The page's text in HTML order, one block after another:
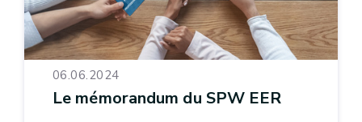
06.06.2024
Le mémorandum du SPW EER